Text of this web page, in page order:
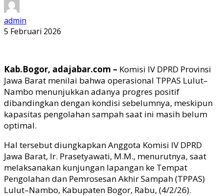
admin
5 Februari 2026
Kab.Bogor, adajabar.com – Komisi IV DPRD Provinsi
Jawa Barat menilai bahwa operasional TPPAS Lulut–
Nambo menunjukkan adanya progres positif
dibandingkan dengan kondisi sebelumnya, meskipun
kapasitas pengolahan sampah saat ini masih belum
optimal.
Hal tersebut diungkapkan Anggota Komisi IV DPRD
Jawa Barat, Ir. Prasetyawati, M.M., menurutnya, saat
melaksanakan kunjungan lapangan ke Tempat
Pengolahan dan Pemrosesan Akhir Sampah (TPPAS)
Lulut–Nambo, Kabupaten Bogor, Rabu, (4/2/26).